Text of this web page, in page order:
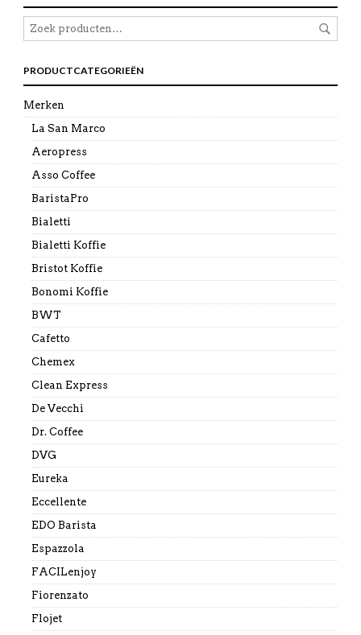
PRODUCTCATEGORIEËN
Merken
La San Marco
Aeropress
Asso Coffee
BaristaPro
Bialetti
Bialetti Koffie
Bristot Koffie
Bonomi Koffie
BWT
Cafetto
Chemex
Clean Express
De Vecchi
Dr. Coffee
DVG
Eureka
Eccellente
EDO Barista
Espazzola
FACILenjoy
Fiorenzato
Flojet